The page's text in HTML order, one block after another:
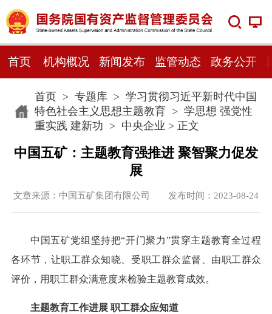
首页 机构概况 新闻发布 监管动态 政务公开
首页> 专题库> 学习贯彻习近平新时代中国
特色社会主义思想主题教育> 学思想 强党性
重实践 建新功 > 中央企业 > 正文
中国五矿：主题教育强推进 聚智聚力促发
展
文章来源：中国五矿集团有限公司 发布时间：2023-08-24
中国五矿党组坚持把“开门聚力”贯穿主题教育全过程
各环节，让职工群众知晓、受职工群众监督、由职工群众
评价，用职工群众满意度来检验主题教育成效。
主题教育工作进展 职工群众应知道